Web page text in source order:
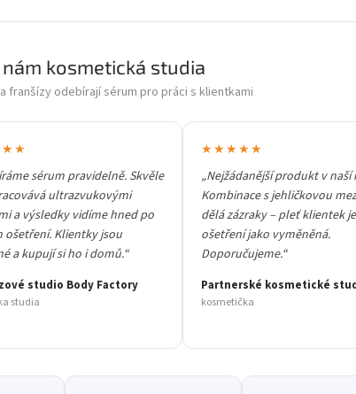
kosmetická studia
franšízy odebírají sérum pro práci s klientkami
sérum pravidelně. Skvěle
ultrazvukovými
a výsledky vidíme hned po
ošetření. Klientky jsou
a kupují si ho i domů.“
studio Body Factory
studia
★★★★★
„Nejžádanější produkt v naší
Kombinace s jehličkovou
dělá zázraky – pleť klientek
ošetření jako vyměněná.
Doporučujeme.“
Partnerské kosmetické
kosmetička